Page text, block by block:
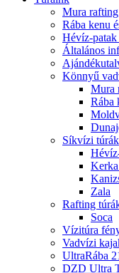
Mura
Rába kenu
Hévíz-
Általános
Könnyű
Mura
Rába
Síkvízi túrák
Zala
Rafting
Soca
Vízitúra
Vadvízi
UltraRába
DZD Ultra